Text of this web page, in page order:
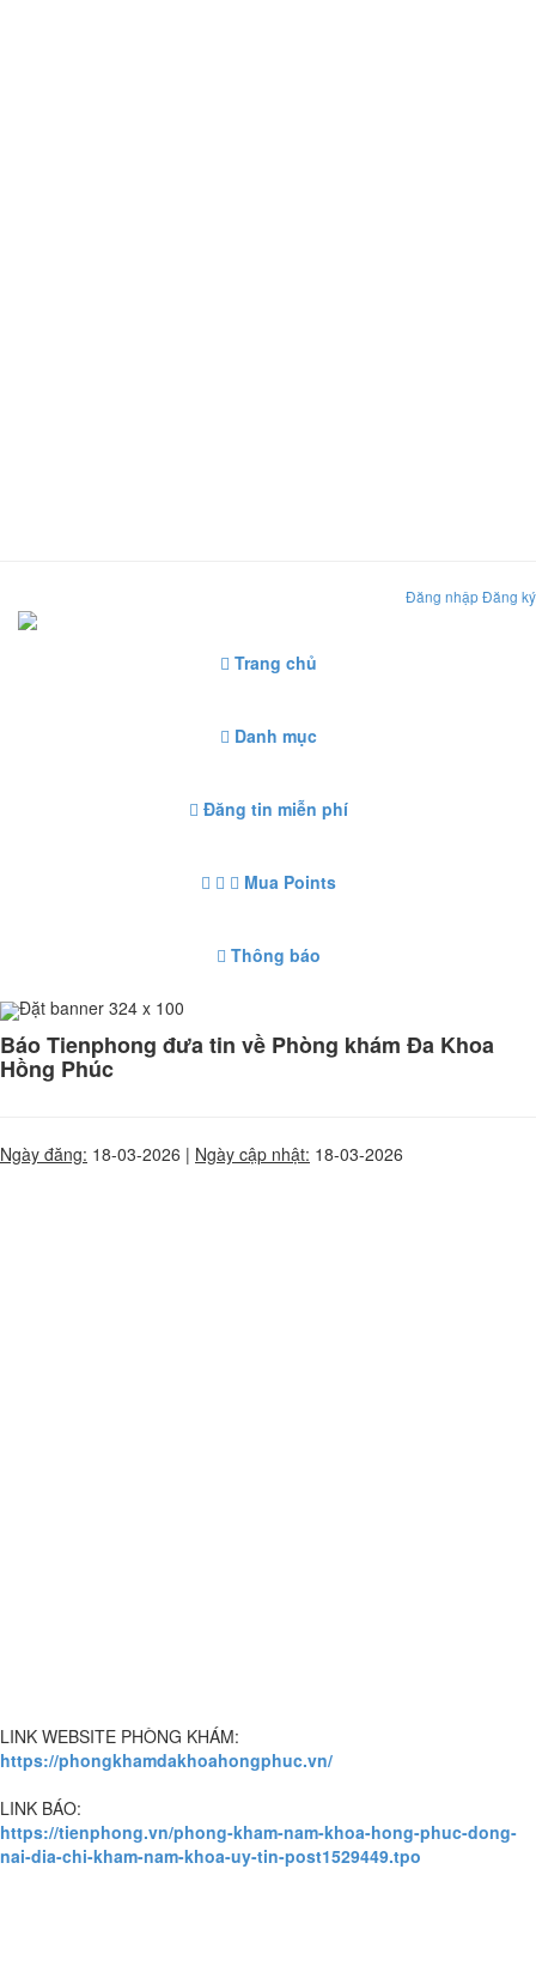
Đăng nhậpĐăng ký
Trang chủ
Danh mục
Đăng tin miễn phí
Mua Points
Thông báo
Đặt banner 324 x 100
Báo Tienphong đưa tin về Phòng khám Đa Khoa
Hồng Phúc
Ngày đăng: 18-03-2026 | Ngày cập nhật: 18-03-2026
LINK WEBSITE PHÒNG KHÁM:
https://phongkhamdakhoahongphuc.vn/
LINK BÁO:
https://tienphong.vn/phong-kham-nam-khoa-hong-phuc-dong-
nai-dia-chi-kham-nam-khoa-uy-tin-post1529449.tpo